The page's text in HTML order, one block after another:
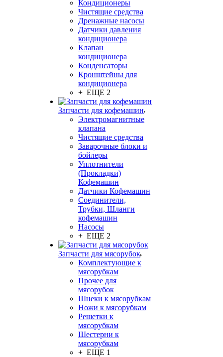
Кондиционеры
Чистящие средства
Дренажные насосы
Датчики давления
кондиционера
Клапан
кондиционера
Конденсаторы
Кронштейны для
кондиционера
+ ЕЩЕ 2
Запчасти для кофемашин
Электромагнитные
клапана
Чистящие средства
Заварочные блоки и
бойлеры
Уплотнители
(Прокладки)
Кофемашин
Датчики Кофемашин
Соединители,
Трубки, Шланги
кофемашин
Насосы
+ ЕЩЕ 2
Запчасти для мясорубок
Комплектующие к
мясорубкам
Прочее для
мясорубок
Шнеки к мясорубкам
Ножи к мясорубкам
Решетки к
мясорубкам
Шестерни к
мясорубкам
+ ЕЩЕ 1